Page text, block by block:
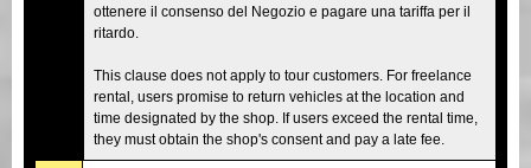
ottenere il consenso del Negozio e pagare una tariffa per il
ritardo.
This clause does not apply to tour customers. For freelance
rental, users promise to return vehicles at the location and
time designated by the shop. If users exceed the rental time,
they must obtain the shop's consent and pay a late fee.